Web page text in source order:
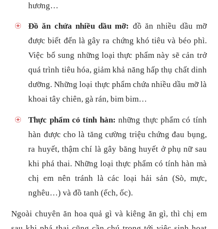
hương…
Đồ ăn chứa nhiều dầu mỡ: đồ ăn nhiều dầu mỡ
được biết đến là gây ra chứng khó tiêu và béo phì.
Việc bổ sung những loại thực phẩm này sẽ cản trở
quá trình tiêu hóa, giảm khả năng hấp thụ chất dinh
dưỡng. Những loại thực phẩm chứa nhiều dầu mỡ là
khoai tây chiên, gà rán, bim bim…
Thực phẩm có tính hàn:những thực phẩm có tính
hàn được cho là tăng cường triệu chứng đau bụng,
ra huyết, thậm chí là gây băng huyết ở phụ nữ sau
khi phá thai. Những loại thực phẩm có tính hàn mà
chị em nên tránh là các loại hải sản (Sò, mực,
nghêu…) và đồ tanh (ếch, ốc).
Ngoài chuyên ăn hoa quả gì và kiêng ăn gì, thì chị em